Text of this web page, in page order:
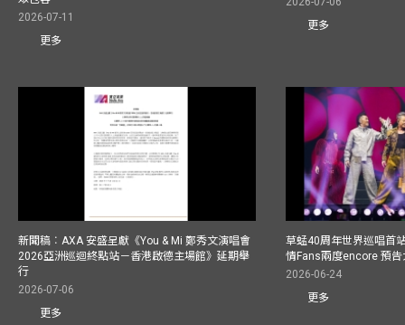
2026-07-11
更多
更多
新聞稿︰AXA 安盛呈獻《You & Mi 鄭秀文演唱會
2026亞洲巡迴終點站－香港啟德主場館》延期舉
行
2026-07-06
更多
草蜢40周年世界巡唱首
情Fans兩度encore 預
2026-06-24
更多